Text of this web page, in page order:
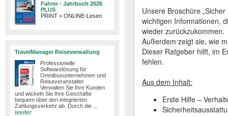
Fahrer - Jahrbuch 2026
PLUS
PRINT + ONLINE-Lesen
TravelManager Reiseverwaltung
Professionelle
Softwarelösung für
Omnibusunternehmen und
Reiseveranstalter
Verwalten Sie Ihre Kunden
und wickeln Sie Ihre Geschäfte
bequem über den integrierten
Zahlungsverkehr ab. Durch die ...
weiter
Unsere Broschüre
wichtigen Informationen,
wieder zurückzukommen.
Außerdem zeigt sie, wie
Dieser Ratgeber hilft, im
fehlen.
Aus dem Inhalt:
Erste Hilfe –